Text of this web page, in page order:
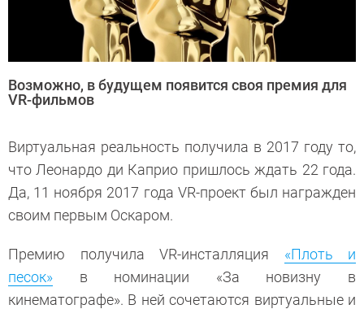
Возможно, в будущем появится своя премия для
VR-фильмов
Виртуальная реальность получила в 2017 году то,
что Леонардо ди Каприо пришлось ждать 22 года.
Да, 11 ноября 2017 года VR-проект был награжден
своим первым Оскаром.
Премию получила VR-инсталляция «Плоть и
песок» в номинации «За новизну в
кинематографе». В ней сочетаются виртуальные и